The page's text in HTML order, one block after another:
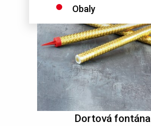
Obaly
Dortová fontána